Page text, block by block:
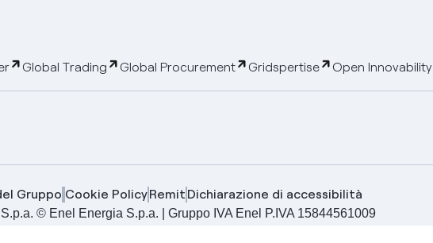
Global Trading Global Procurement Gridspertise Open Innovability
Gruppo Cookie PolicyRemit Dichiarazione di accessibilità
© Enel Energia S.p.a. | Gruppo IVA Enel P.IVA 15844561009